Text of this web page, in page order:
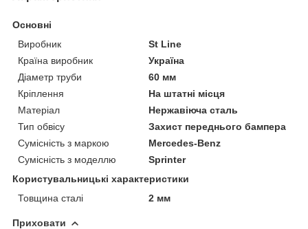
Основні
Виробник
St Line
Країна виробник
Україна
Діаметр труби
60 мм
Кріплення
На штатні місця
Матеріал
Нержавіюча сталь
Тип обвісу
Захист переднього бампера
Сумісність з маркою
Mercedes-Benz
Сумісність з моделлю
Sprinter
Користувальницькі характеристики
Товщина сталі
2 мм
Приховати